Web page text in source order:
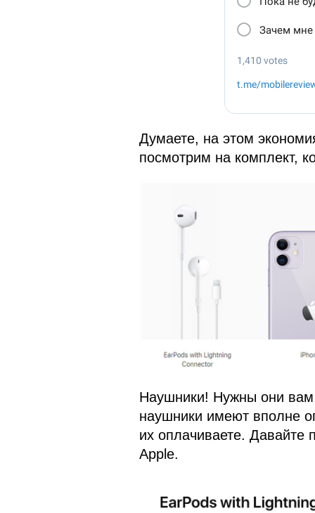
Думаете, на этом
посмотрим на комплект,
Наушники! Нужны они вам
наушники имеют вполне
их оплачиваете. Давайте
Apple.